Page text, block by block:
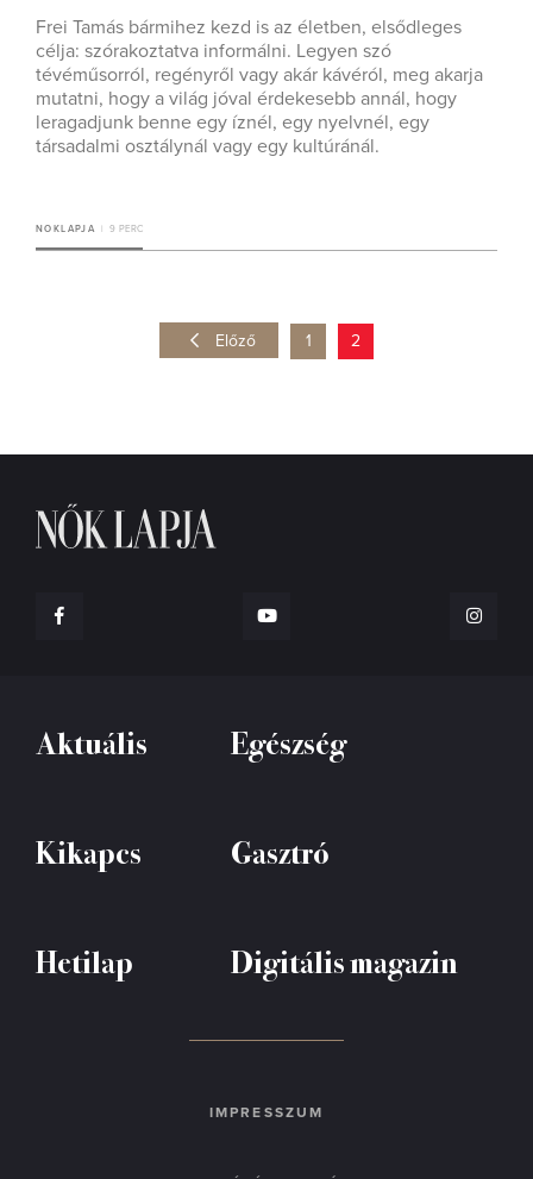
Frei Tamás bármihez kezd is az életben, elsődleges
célja: szórakoztatva informálni. Legyen szó
tévéműsorról, regényről vagy akár kávéról, meg akarja
mutatni, hogy a világ jóval érdekesebb annál, hogy
leragadjunk benne egy íznél, egy nyelvnél, egy
társadalmi osztálynál vagy egy kultúránál.
NOKLAPJA 9 PERC
Előző 1 2
Aktuális Egészség
Kikapcs Gasztró
Hetilap Digitális magazin
IMPRESSZUM